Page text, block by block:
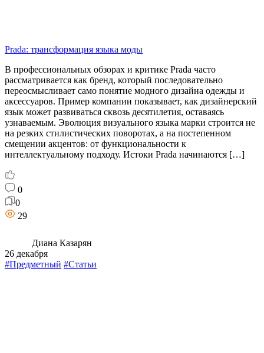
Prada: трансформация языка моды
В профессиональных обзорах и критике Prada часто
рассматривается как бренд, который последовательно
переосмысливает само понятие модного дизайна одежды и
аксессуаров. Пример компании показывает, как дизайнерский
язык может развиваться сквозь десятилетия, оставаясь
узнаваемым. Эволюция визуального языка марки строится не
на резких стилистических поворотах, а на постепенном
смещении акцентов: от функциональности к
интеллектуальному подходу. Истоки Prada начинаются […]
0
0
29
Диана Казарян
26 декабря
#Предметный #Статьи